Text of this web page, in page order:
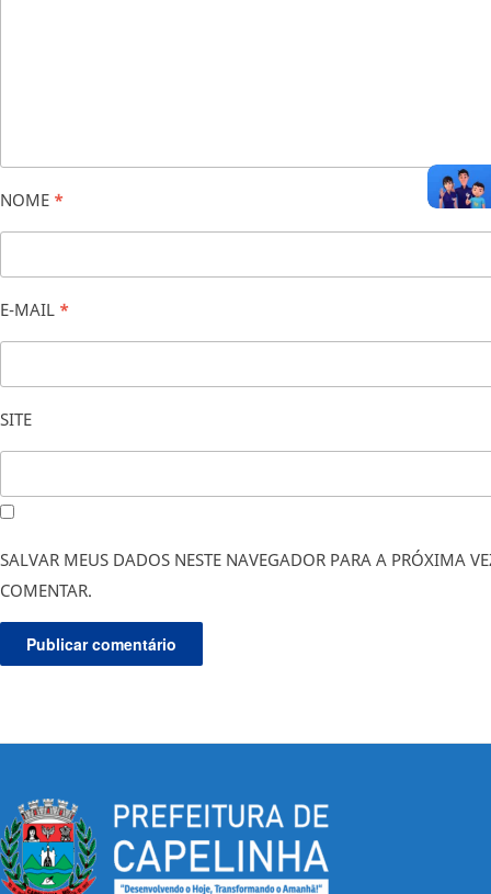
NOME *
E-MAIL *
SITE
SALVAR MEUS DADOS NESTE NAVEGADOR PARA A PRÓXIMA
COMENTAR.